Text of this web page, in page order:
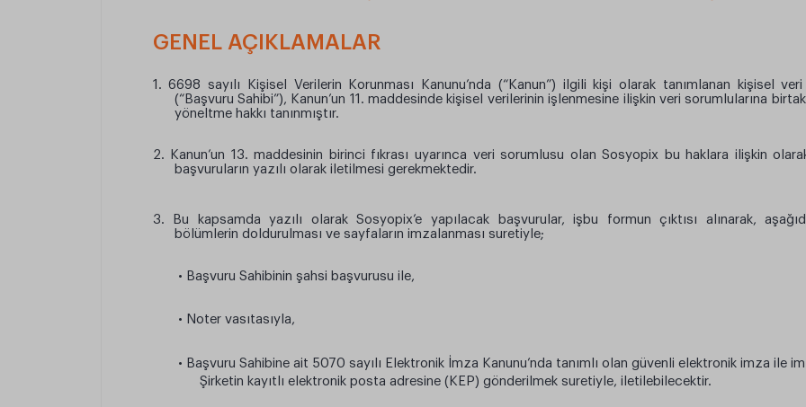
GENEL AÇIKLAMALAR
1. 6698 sayılı Kişisel Verilerin Korunması Kanunu’nda (“Kanun”) ilgili kişi olarak tanımlanan kişisel
(“Başvuru Sahibi”), Kanun’un 11. maddesinde kişisel verilerinin işlenmesine ilişkin veri sorumlularına
yöneltme hakkı tanınmıştır.
2. Kanun’un 13. maddesinin birinci fıkrası uyarınca veri sorumlusu olan Sosyopix bu haklara ilişkin
başvuruların yazılı olarak iletilmesi gerekmektedir.
3. Bu kapsamda yazılı olarak Sosyopix’e yapılacak başvurular, işbu formun çıktısı alınarak,
bölümlerin doldurulması ve sayfaların imzalanması suretiyle;
• Başvuru Sahibinin şahsi başvurusu ile,
• Noter vasıtasıyla,
• Başvuru Sahibine ait 5070 sayılı Elektronik İmza Kanunu’nda tanımlı olan güvenli elektronik imza ile
Şirketin kayıtlı elektronik posta adresine (KEP) gönderilmek suretiyle, iletilebilecektir.